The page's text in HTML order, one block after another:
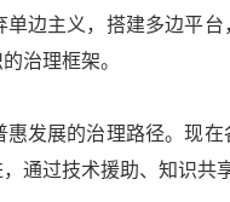
边主义，搭建多边平
治理框架。
展的治理路径。现在
通过技术援助、知识共